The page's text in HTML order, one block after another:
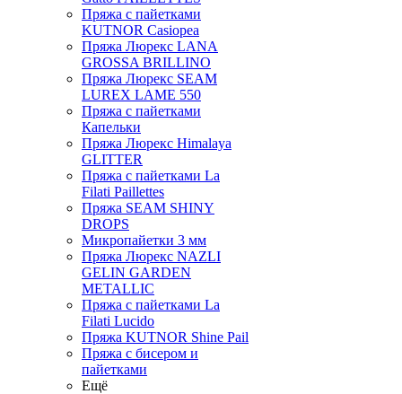
Пряжа с пайетками
KUTNOR Casiopea
Пряжа Люрекс LANA
GROSSA BRILLINO
Пряжа Люрекс SEAM
LUREX LAME 550
Пряжа с пайетками
Капельки
Пряжа Люрекс Himalaya
GLITTER
Пряжа с пайетками La
Filati Paillettes
Пряжа SEAM SHINY
DROPS
Микропайетки 3 мм
Пряжа Люрекс NAZLI
GELIN GARDEN
METALLIC
Пряжа с пайетками La
Filati Lucido
Пряжа KUTNOR Shine Pail
Пряжа с бисером и
пайетками
Ещё